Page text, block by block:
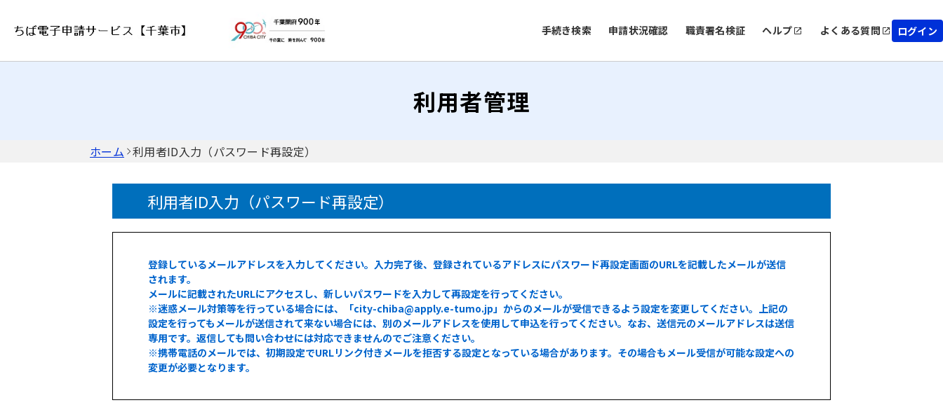
手続き検索 申請状況確認 職責署名検証 ヘルプ よくある質問 ログイン
利用者管理
ホーム 利用者ID入力（パスワード再設定）
利用者ID入力（パスワード再設定）
登録しているメールアドレスを入力してください。入力完了後、登録されているアドレスにパスワード再設定画面のURLを記載したメールが送信
されます。
メールに記載されたURLにアクセスし、新しいパスワードを入力して再設定を行ってください。
※迷惑メール対策等を行っている場合には、「city-chiba@apply.e-tumo.jp」からのメールが受信できるよう設定を変更してください。上記の
設定を行ってもメールが送信されて来ない場合には、別のメールアドレスを使用して申込を行ってください。なお、送信元のメールアドレスは送信
専用です。返信しても問い合わせには対応できませんのでご注意ください。
※携帯電話のメールでは、初期設定でURLリンク付きメールを拒否する設定となっている場合があります。その場合もメール受信が可能な設定への
変更が必要となります。